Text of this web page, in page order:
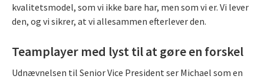
kvalitetsmodel, som vi ikke bare har, men som vi er. Vi lever
den, og vi sikrer, at vi allesammen efterlever den.
Teamplayer med lyst til at gøre en forskel
Udnævnelsen til Senior Vice President ser Michael som en